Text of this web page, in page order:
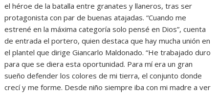
el héroe de la batalla entre granates y llaneros, tras ser
protagonista con par de buenas atajadas. “Cuando me
estrené en la máxima categoría solo pensé en Dios”, cuenta
de entrada el portero, quien destaca que hay mucha unión en
el plantel que dirige Giancarlo Maldonado. “He trabajado duro
para que se diera esta oportunidad. Para mí era un gran
sueño defender los colores de mi tierra, el conjunto donde
crecí y me forme. Desde niño siempre iba con mi madre a ver